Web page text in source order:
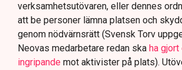
verksamhetsutövaren, eller dennes
att be personer lämna platsen och
genom nödvärnsrätt (Svensk Torv
Neovas medarbetare redan ska ha
ingripande mot aktivister på plats).